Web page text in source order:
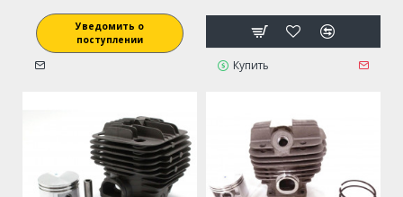
Уведомить о
поступлении
Купить